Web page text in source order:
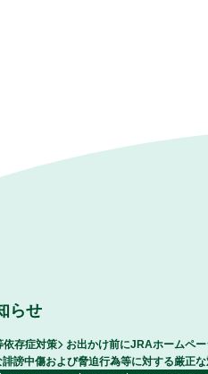
らせ
存症対策
お出かけ前にJRAホームペ
謗中傷および脅迫行為等に対する厳正